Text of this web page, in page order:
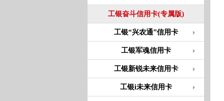
工银奋斗信用卡(专属版)
工银“兴农通”信用卡
工银军魂信用卡
工银新锐未来信用卡
工银i未来信用卡